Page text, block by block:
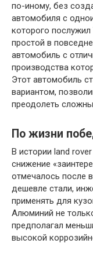
по-иному, без
автомобиля с
которого
простой в
автомобиль с
производства
Этот автомобиль
вариантом,
преодолеть
По жизни
В истории land
снижение
отмечалось после
дешевле стали,
применять для
Алюминий не
предполагал
высокой